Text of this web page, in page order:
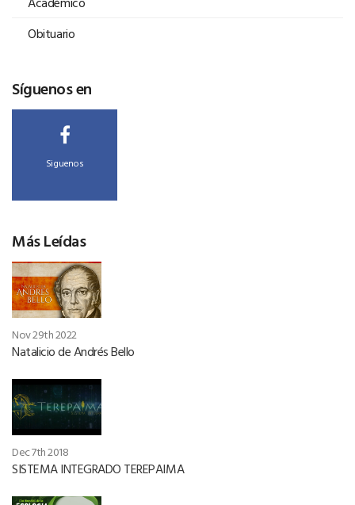
Obituario
Síguenos en
Siguenos
Más Leídas
Nov 29th 2022
Natalicio de Andrés Bello
Dec 7th 2018
SISTEMA INTEGRADO TEREPAIMA